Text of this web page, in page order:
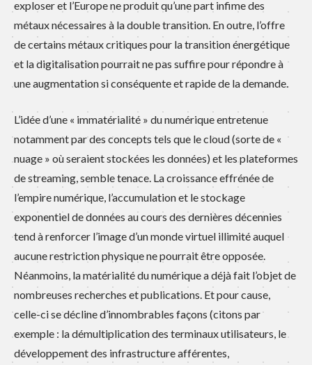
exploser et l’Europe ne produit qu’une part infime des
métaux nécessaires à la double transition. En outre, l’offre
de certains métaux critiques pour la transition énergétique
et la digitalisation pourrait ne pas suffire pour répondre à
une augmentation si conséquente et rapide de la demande.
L’idée d’une « immatérialité » du numérique entretenue
notamment par des concepts tels que le cloud (sorte de «
nuage » où seraient stockées les données) et les plateformes
de streaming, semble tenace. La croissance effrénée de
l’empire numérique, l’accumulation et le stockage
exponentiel de données au cours des dernières décennies
tend à renforcer l’image d’un monde virtuel illimité auquel
aucune restriction physique ne pourrait être opposée.
Néanmoins, la matérialité du numérique a déjà fait l’objet de
nombreuses recherches et publications. Et pour cause,
celle-ci se décline d’innombrables façons (citons par
exemple : la démultiplication des terminaux utilisateurs, le
développement des infrastructure afférentes,